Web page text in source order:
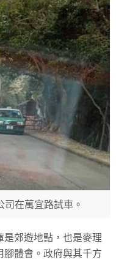
在萬宜路試車。
郊遊地點，也是麥理
體會。政府與其千方